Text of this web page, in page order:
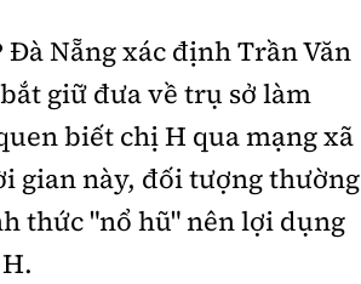
Nẵng xác định Trần Văn
giữ đưa về trụ sở làm
biết chị H qua mạng xã
gian này, đối tượng thường
thức "nổ hũ" nên lợi dụng